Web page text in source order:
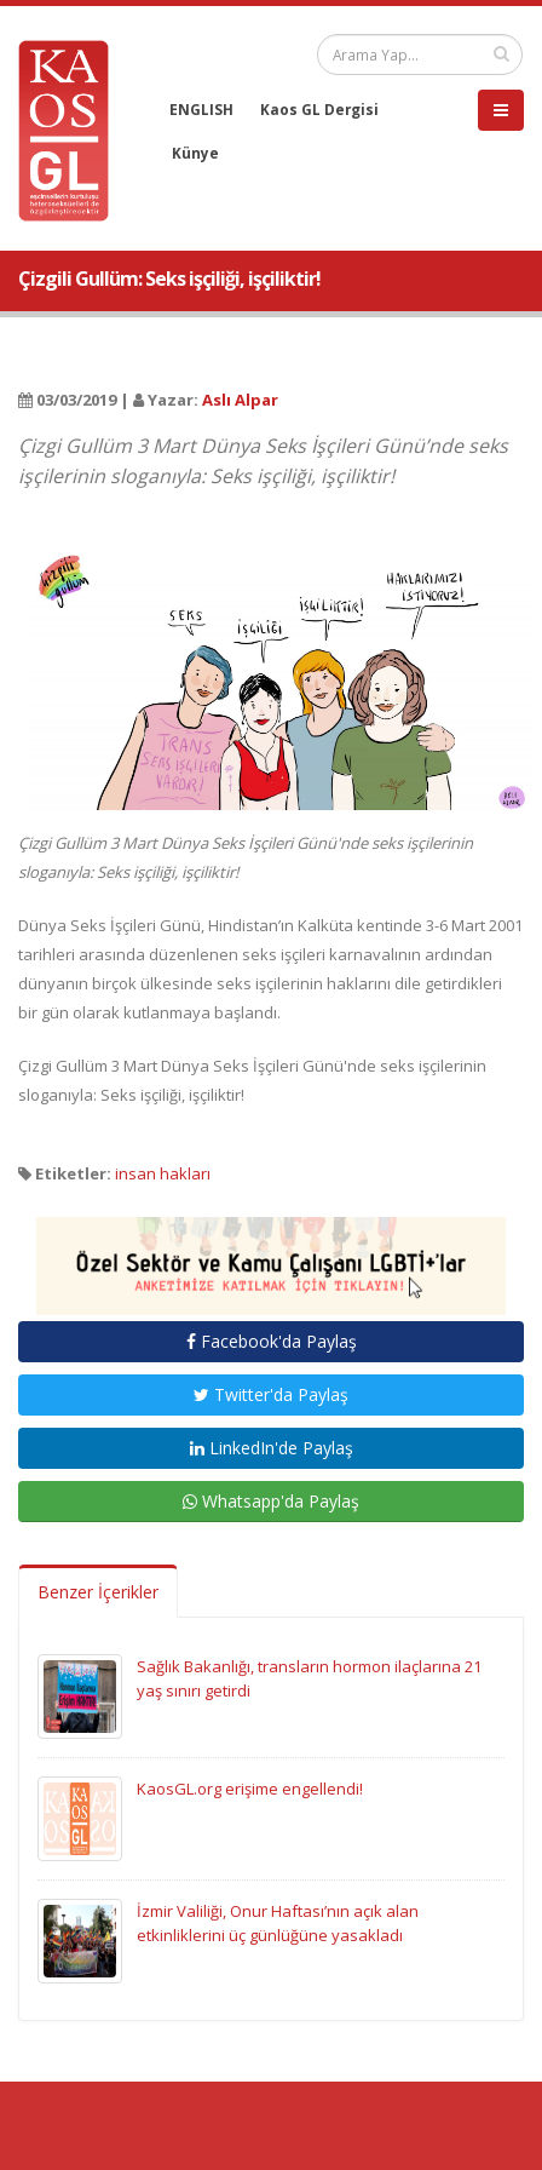
ENGLISH Kaos GL Dergisi
Künye
Çizgili Gullüm: Seks işçiliği, işçiliktir!
03/03/2019 | Yazar: Aslı Alpar
Çizgi Gullüm 3 Mart Dünya Seks İşçileri Günü’nde seks
işçilerinin sloganıyla: Seks işçiliği, işçiliktir!
Çizgi Gullüm 3 Mart Dünya Seks İşçileri Günü'nde seks işçilerinin
sloganıyla: Seks işçiliği, işçiliktir!
Dünya Seks İşçileri Günü, Hindistan’ın Kalküta kentinde 3-6 Mart 2001
tarihleri arasında düzenlenen seks işçileri karnavalının ardından
dünyanın birçok ülkesinde seks işçilerinin haklarını dile getirdikleri
bir gün olarak kutlanmaya başlandı.
Çizgi Gullüm 3 Mart Dünya Seks İşçileri Günü'nde seks işçilerinin
sloganıyla: Seks işçiliği, işçiliktir!
Etiketler: insan hakları
Facebook'da Paylaş
Twitter'da Paylaş
LinkedIn'de Paylaş
Whatsapp'da Paylaş
Benzer İçerikler
Sağlık Bakanlığı, transların hormon ilaçlarına 21
yaş sınırı getirdi
KaosGL.org erişime engellendi!
İzmir Valiliği, Onur Haftası’nın açık alan
etkinliklerini üç günlüğüne yasakladı